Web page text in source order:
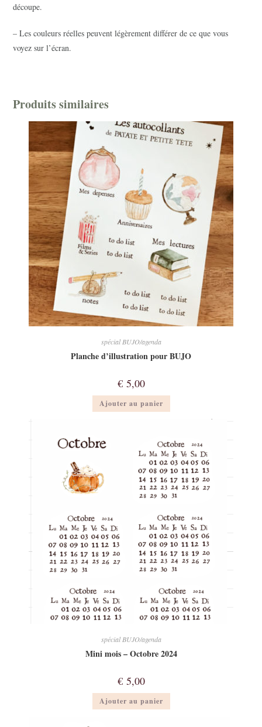
découpe.
– Les couleurs réelles peuvent légèrement différer de ce que vous
voyez sur l’écran.
Produits similaires
spécial BUJO/agenda
Planche d’illustration pour BUJO
€5,00
Ajouter au panier
spécial BUJO/agenda
Mini mois – Octobre 2024
€5,00
Ajouter au panier